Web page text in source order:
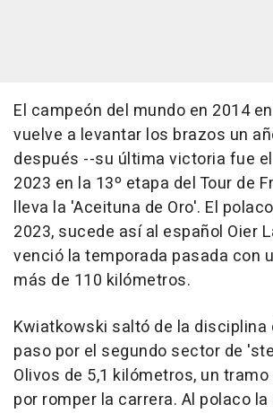
El campeón del mundo en 2014
vuelve a levantar los brazos un
después --su última victoria fue
2023 en la 13º etapa del Tour de
lleva la 'Aceituna de Oro'. El
2023, sucede así al español Oier
venció la temporada pasada con
más de 110 kilómetros.
Kwiatkowski saltó de la disciplina
paso por el segundo sector de
Olivos de 5,1 kilómetros, un
por romper la carrera. Al polaco